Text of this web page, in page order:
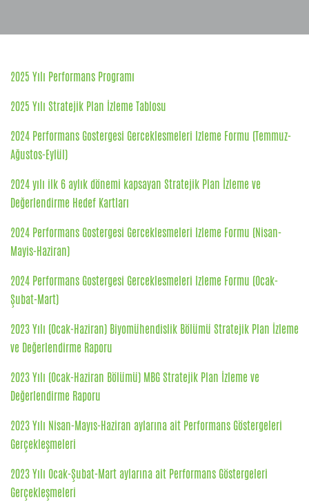
2025 Yılı Performans Programı
2025 Yılı Stratejik Plan İzleme Tablosu
2024 Performans Gostergesi Gerceklesmeleri Izleme Formu (Temmuz-
Ağustos-Eylül)
2024 yılı ilk 6 aylık dönemi kapsayan Stratejik Plan İzleme ve
Değerlendirme Hedef Kartları
2024 Performans Gostergesi Gerceklesmeleri Izleme Formu (Nisan-
Mayis-Haziran)
2024 Performans Gostergesi Gerceklesmeleri Izleme Formu (Ocak-
Şubat-Mart)
2023 Yılı (Ocak-Haziran) Biyomühendislik Bölümü Stratejik Plan İzleme
ve Değerlendirme Raporu
2023 Yılı (Ocak-Haziran Bölümü) MBG Stratejik Plan İzleme ve
Değerlendirme Raporu
2023 Yılı Nisan-Mayıs-Haziran aylarına ait Performans Göstergeleri
Gerçekleşmeleri
2023 Yılı Ocak-Şubat-Mart aylarına ait Performans Göstergeleri
Gerçekleşmeleri